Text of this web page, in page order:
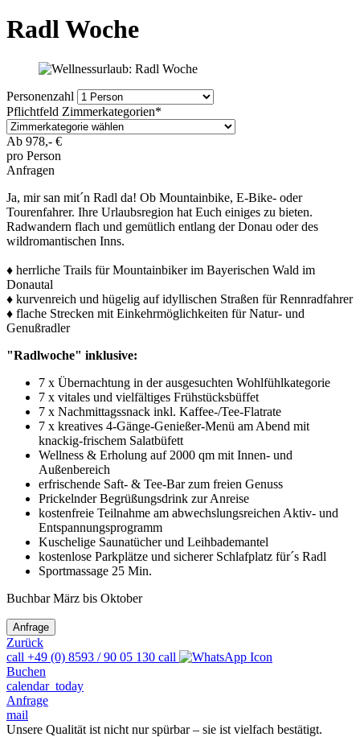
Radl Woche
Personenzahl
Pflichtfeld Zimmerkategorien*
Ab 978,- €
pro Person
Anfragen
Ja, mir san mit´n Radl da! Ob Mountainbike, E-Bike- oder
Tourenfahrer. Ihre Urlaubsregion hat Euch einiges zu bieten.
Radwandern flach und gemütlich entlang der Donau oder des
wildromantischen Inns.
♦ herrliche Trails für Mountainbiker im Bayerischen Wald im
Donautal
♦ kurvenreich und hügelig auf idyllischen Straßen für Rennradfahrer
♦ flache Strecken mit Einkehrmöglichkeiten für Natur- und
Genußradler
"Radlwoche" inklusive:
7 x Übernachtung in der ausgesuchten Wohlfühlkategorie
7 x vitales und vielfältiges Frühstücksbüffet
7 x Nachmittagssnack inkl. Kaffee-/Tee-Flatrate
7 x kreatives 4-Gänge-Genießer-Menü am Abend mit
knackig-frischem Salatbüfett
Wellness & Erholung auf 2000 qm mit Innen- und
Außenbereich
erfrischende Saft- & Tee-Bar zum freien Genuss
Prickelnder Begrüßungsdrink zur Anreise
kostenfreie Teilnahme am abwechslungsreichen Aktiv- und
Entspannungsprogramm
Kuschelige Saunatücher und Leihbademantel
kostenlose Parkplätze und sicherer Schlafplatz für´s Radl
Sportmassage 25 Min.
Buchbar März bis Oktober
Zurück
call +49 (0) 8593 / 90 05 130 call
Buchen
calendar_today
Anfrage
mail
Unsere Qualität ist nicht nur spürbar – sie ist vielfach bestätigt.